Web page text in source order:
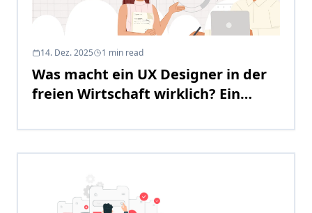
14. Dez. 2025 1 min read
Was macht ein UX Designer in der
freien Wirtschaft wirklich? Ein